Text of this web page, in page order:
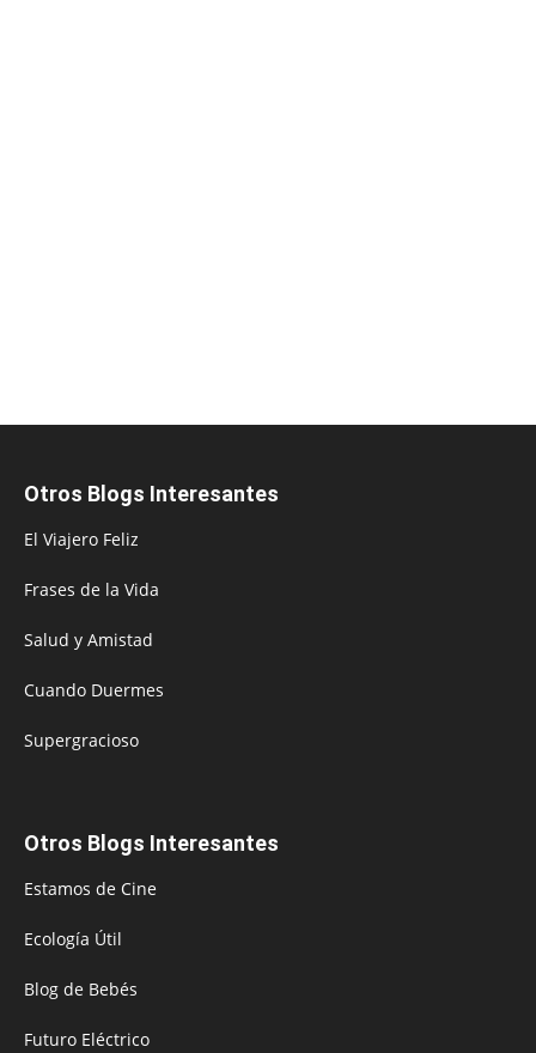
Otros Blogs Interesantes
El Viajero Feliz
Frases de la Vida
Salud y Amistad
Cuando Duermes
Supergracioso
Otros Blogs Interesantes
Estamos de Cine
Ecología Útil
Blog de Bebés
Futuro Eléctrico